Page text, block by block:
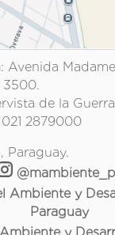
: Avenida Madame
3500.
de la
021 2879000
Paraguay.
Ambiente y
Paraguay